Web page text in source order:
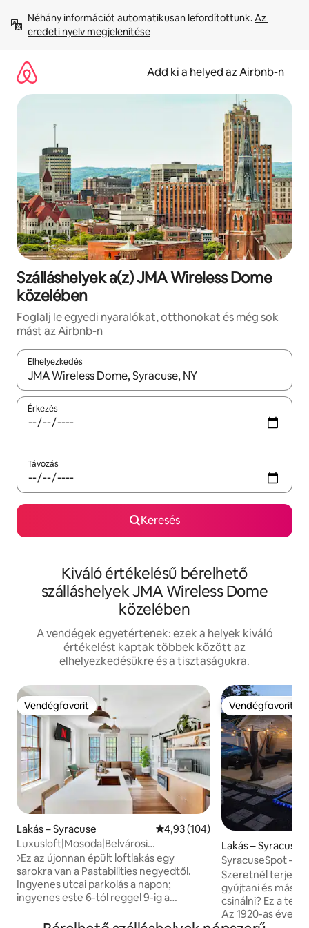
tartalomra
Néhány információt automatikusan lefordítottunk. Az
eredeti nyelv megjelenítése
Add ki a helyed az Airbnb-n
Szálláshelyek a(z) JMA Wireless Dome
közelében
Foglalj le egyedi nyaralókat, otthonokat és még sok
mást az Airbnb-n
Elhelyezkedés
Az eredmények között a felfelé és a lefelé nyíllal
Érkezés
Távozás
Keresés
Kiváló értékelésű bérelhető
szálláshelyek JMA Wireless Dome
közelében
A vendégek egyetértenek: ezek a helyek kiváló
értékelést kaptak többek között az
elhelyezkedésükre és a tisztaságukra.
Vendégfavorit
Vendégfavorit
Lakás – Syracuse Átlagos értékelés: 5/4,93, 104
4,93 (104)
Luxusloft|Mosoda|Belvárosi
elhelyezkedés|Távmunka|4 fő részére
>>Ez az újonnan épült loftlakás egy
sarokra van a Pastabilities negyedtől.
Ingyenes utcai parkolás a napon;
ingyenes este 6-tól reggel 9-ig a
*Garázsparkoló az Átriumban (14 $/éj)
Vendégfavorit
Vendégfavorit
Lakás – Syracuse
SyracuseSpot –
tűzrakóhely/
Szeretnél
gyújtani és más
csinálni? Ez a te helyed SYRACUSE-BAN!
Az 1920-as